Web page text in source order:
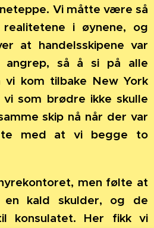
Vi måtte være så
i øynene, og
at handelsskipene var
så å si på alle
vi kom tilbake New York
som brødre ikke skulle
skip nå når der var
med at vi begge to
men følte at
kald skulder, og de
konsulatet. Her fikk vi